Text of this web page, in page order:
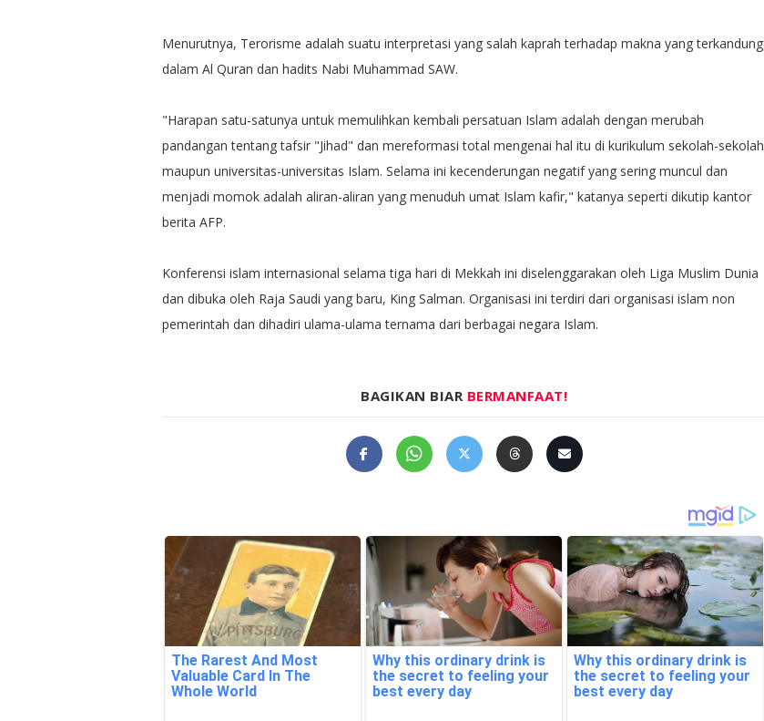
Menurutnya, Terorisme adalah suatu interpretasi yang salah kaprah terhadap makna yang terkandung
dalam Al Quran dan hadits Nabi Muhammad SAW.
"Harapan satu-satunya untuk memulihkan kembali persatuan Islam adalah dengan merubah
pandangan tentang tafsir "Jihad" dan mereformasi total mengenai hal itu di kurikulum sekolah-sekolah
maupun universitas-universitas Islam. Selama ini kecenderungan negatif yang sering muncul dan
menjadi momok adalah aliran-aliran yang menuduh umat Islam kafir," katanya seperti dikutip kantor
berita AFP.
Konferensi islam internasional selama tiga hari di Mekkah ini diselenggarakan oleh Liga Muslim Dunia
dan dibuka oleh Raja Saudi yang baru, King Salman. Organisasi ini terdiri dari organisasi islam non
pemerintah dan dihadiri ulama-ulama ternama dari berbagai negara Islam.
BAGIKAN BIAR BERMANFAAT!